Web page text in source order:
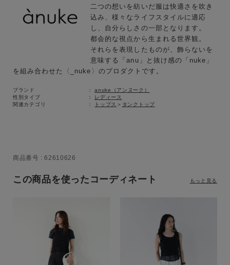
ブランド
二つの想いを紡いだ服は快適さを吹き
込み、様々なライフスタイルに適応
し、自分らしさの一部となります。
都会的な視点から生まれる世界観。
それらを表現したものが、飾らないを
意味する「anu」と抜け感の「nuke」
を組み合わせた〈_nuke〉のプロダクトです。
ブランド
anuke（アンヌーク）
性別タイプ
レディース
関連カテゴリ
トップス ＞ タンクトップ
商品番号 62610626
この商品を使ったコーディネート もっと見る